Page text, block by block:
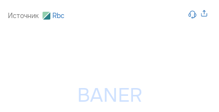
Источник Rbc